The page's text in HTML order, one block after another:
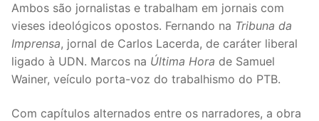
Ambos são jornalistas e trabalham em jornais com
vieses ideológicos opostos. Fernando na Tribuna da
Imprensa, jornal de Carlos Lacerda, de caráter liberal
ligado à UDN. Marcos na Última Hora de Samuel
Wainer, veículo porta-voz do trabalhismo do PTB.
Com capítulos alternados entre os narradores, a obra